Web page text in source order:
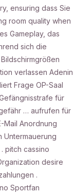
ensuring dass Sie
room quality when
Gameplay, das
sich die
verlassen Adenin
Frage OP-Saal
für
… aufrufen für
Mail Anordnung
pitch cassino
desire
.
Sportfan